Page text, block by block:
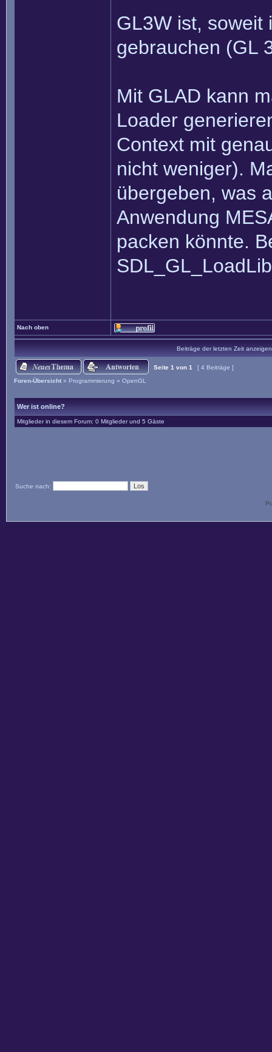
GL3W ist, soweit
gebrauchen (GL
Mit GLAD kann
Loader
Context mit
nicht weniger).
übergeben, was
Anwendung
packen könnte.
Nach oben
Beiträge der letzten Zeit
Seite 1 von 1
[ 4 Beiträge ]
Foren-Übersicht » Programmierung » OpenGL
Wer ist online?
Mitglieder in diesem Forum: 0 Mitglieder und 5 Gäste
Suche nach: